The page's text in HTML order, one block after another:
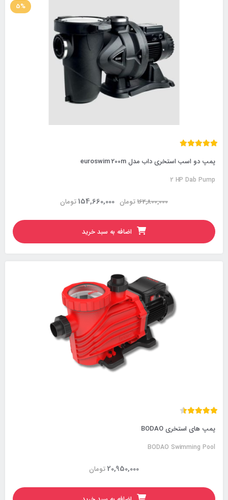
5%
پمپ دو اسب استخری داب مدل euroswim 200m
2 HP Dab Pump
تومان162,800,000 تومان154,660,000
اضافه به سبد خرید
پمپ های استخری BODAO
BODAO Swimming Pool
تومان20,950,000